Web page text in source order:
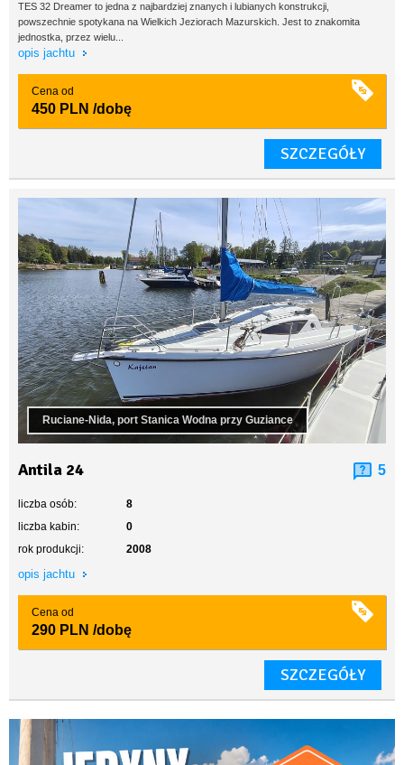
TES 32 Dreamer to jedna z najbardziej znanych i lubianych konstrukcji,
powszechnie spotykana na Wielkich Jeziorach Mazurskich. Jest to znakomita
jednostka, przez wielu...
opis jachtu
Cena od
450 PLN /dobę
SZCZEGÓŁY
Ruciane-Nida, port Stanica Wodna przy Guziance
Antila 24 5
liczba osób:
8
liczba kabin:
0
rok produkcji:
2008
opis jachtu
Cena od
290 PLN /dobę
SZCZEGÓŁY